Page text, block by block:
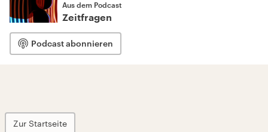
Aus dem Podcast
Zeitfragen
Podcast abonnieren
Zur Startseite